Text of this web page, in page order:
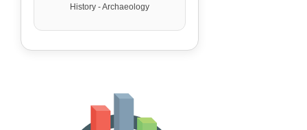
History - Archaeology